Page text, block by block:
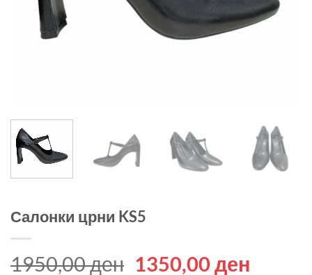
Салонки црни KS5
1950,00ден Original
1350,00 ден